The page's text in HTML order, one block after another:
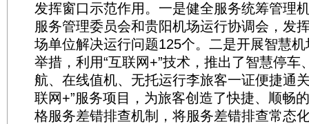
发挥窗口示范作用。一是健全服务统筹管理
服务管理委员会和贵阳机场运行协调会，发
场单位解决运行问题125个。二是开展智慧
举措，利用“互联网+”技术，推出了智慧停车
航、在线值机、无托运行李旅客一证便捷通
联网+”服务项目，为旅客创造了快捷、顺畅
格服务差错排查机制，将服务差错排查常态